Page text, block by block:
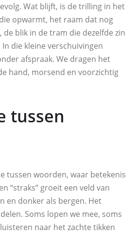
Wat blijft, is de trilling in het
opwarmt, het raam dat nog
blik in de tram die dezelfde zin
die kleine verschuivingen
afspraak. We dragen het
hand, morsend en voorzichtig
tussen
tussen woorden, waar betekenis
“straks” groeit een veld van
en donker als bergen. Het
Soms lopen we mee, soms
naar het zachte tikken